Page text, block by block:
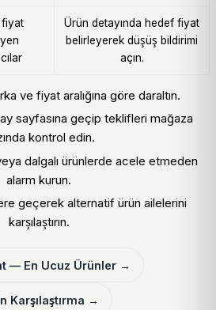
fiyat
Ürün detayında hedef fiyat
belirleyerek düşüş bildirimi
açın.
ve fiyat aralığına göre daraltın.
sayfasına geçip teklifleri mağaza
kontrol edin.
dalgalı ürünlerde acele etmeden
alarm kurun.
geçerek alternatif ürün ailelerini
karşılaştırın.
— En Ucuz Ürünler →
Karşılaştırma →